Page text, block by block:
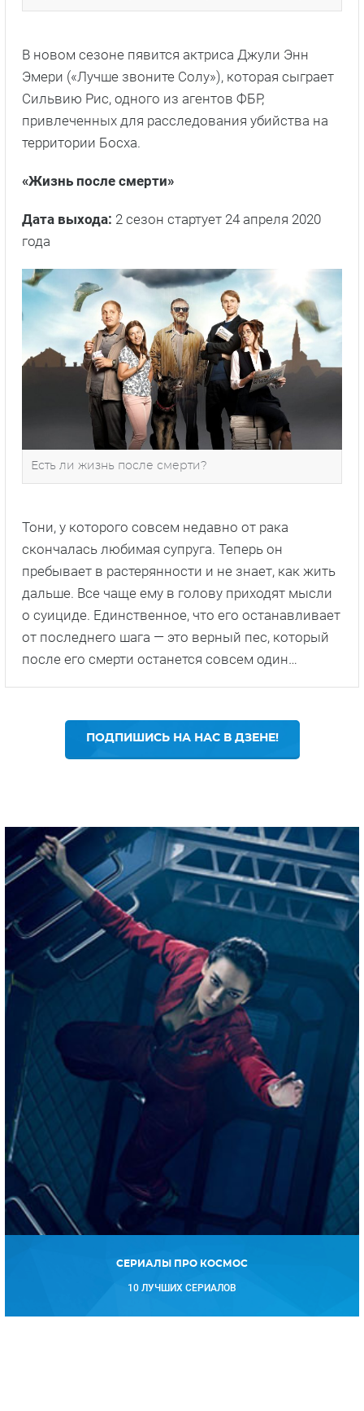
В новом сезоне пявится актриса Джули Энн
Эмери («Лучше звоните Солу»), которая сыграет
Сильвию Рис, одного из агентов ФБР,
привлеченных для расследования убийства на
территории Босха.
«Жизнь после смерти»
Дата выхода: 2 сезон стартует 24 апреля 2020
года
Есть ли жизнь после смерти?
Тони, у которого совсем недавно от рака
скончалась любимая супруга. Теперь он
пребывает в растерянности и не знает, как жить
дальше. Все чаще ему в голову приходят мысли
о суициде. Единственное, что его останавливает
от последнего шага — это верный пес, который
после его смерти останется совсем один…
ПОДПИШИСЬ НА НАС В ДЗЕНЕ!
СЕРИАЛЫ ПРО КОСМОС
10 ЛУЧШИХ СЕРИАЛОВ